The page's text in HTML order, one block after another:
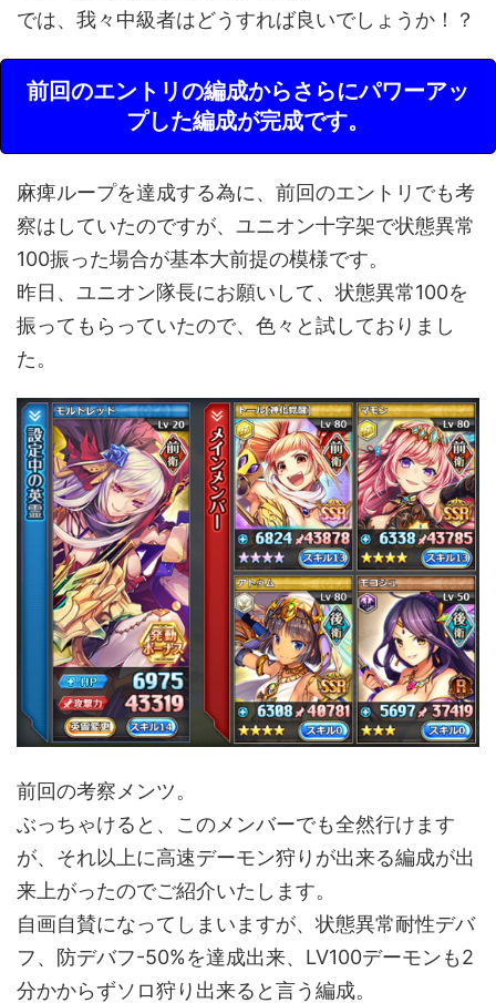
では、我々中級者はどうすれば良いでしょうか！？
前回のエントリの編成からさらにパワーアッ
プした編成が完成です。
麻痺ループを達成する為に、前回のエントリでも考
察はしていたのですが、ユニオン十字架で状態異常
100振った場合が基本大前提の模様です。
昨日、ユニオン隊長にお願いして、状態異常100を
振ってもらっていたので、色々と試しておりまし
た。
前回の考察メンツ。
ぶっちゃけると、このメンバーでも全然行けます
が、それ以上に高速デーモン狩りが出来る編成が出
来上がったのでご紹介いたします。
自画自賛になってしまいますが、状態異常耐性デバ
フ、防デバフ-50%を達成出来、LV100デーモンも2
分かからずソロ狩り出来ると言う編成。